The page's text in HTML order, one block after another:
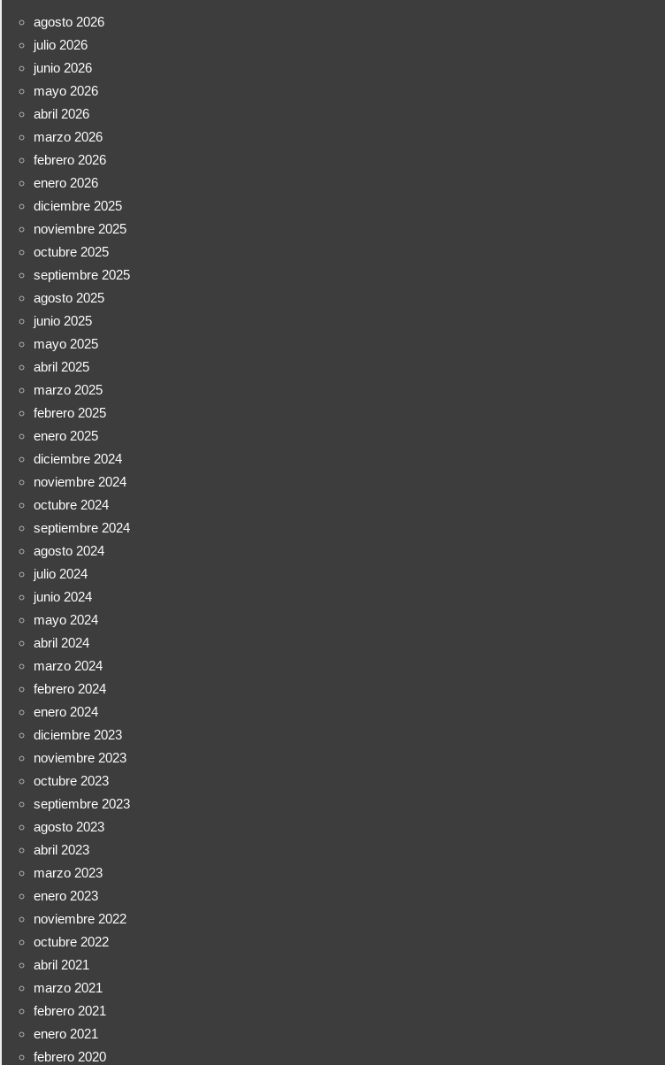
agosto 2026
julio 2026
junio 2026
mayo 2026
abril 2026
marzo 2026
febrero 2026
enero 2026
diciembre 2025
noviembre 2025
octubre 2025
septiembre 2025
agosto 2025
junio 2025
mayo 2025
abril 2025
marzo 2025
febrero 2025
enero 2025
diciembre 2024
noviembre 2024
octubre 2024
septiembre 2024
agosto 2024
julio 2024
junio 2024
mayo 2024
abril 2024
marzo 2024
febrero 2024
enero 2024
diciembre 2023
noviembre 2023
octubre 2023
septiembre 2023
agosto 2023
abril 2023
marzo 2023
enero 2023
noviembre 2022
octubre 2022
abril 2021
marzo 2021
febrero 2021
enero 2021
febrero 2020